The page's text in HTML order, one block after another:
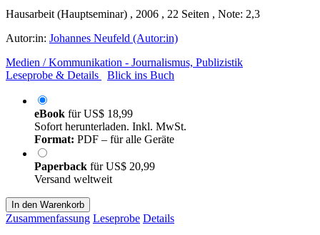
Hausarbeit (Hauptseminar) , 2006 , 22 Seiten , Note: 2,3
Autor:in: Johannes Neufeld (Autor:in)
Medien / Kommunikation - Journalismus, Publizistik
Leseprobe & Details
Blick ins Buch
eBook fürUS$ 18,99
Sofort herunterladen. Inkl. MwSt.
Format: PDF – für alle Geräte
Paperback fürUS$ 20,99
Versand weltweit
In den Warenkorb
Zusammenfassung Leseprobe Details